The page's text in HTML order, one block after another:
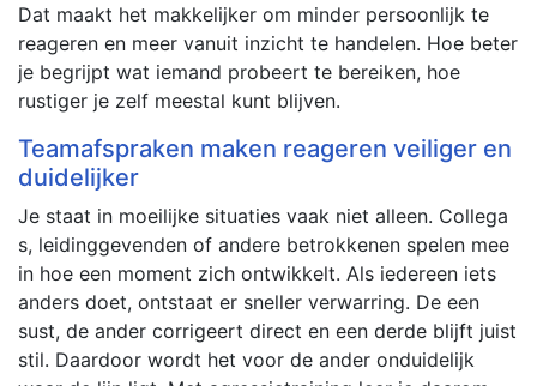
Dat maakt het makkelijker om minder persoonlijk te
reageren en meer vanuit inzicht te handelen. Hoe beter
je begrijpt wat iemand probeert te bereiken, hoe
rustiger je zelf meestal kunt blijven.
Teamafspraken maken reageren veiliger en
duidelijker
Je staat in moeilijke situaties vaak niet alleen. Collega
s, leidinggevenden of andere betrokkenen spelen mee
in hoe een moment zich ontwikkelt. Als iedereen iets
anders doet, ontstaat er sneller verwarring. De een
sust, de ander corrigeert direct en een derde blijft juist
stil. Daardoor wordt het voor de ander onduidelijk